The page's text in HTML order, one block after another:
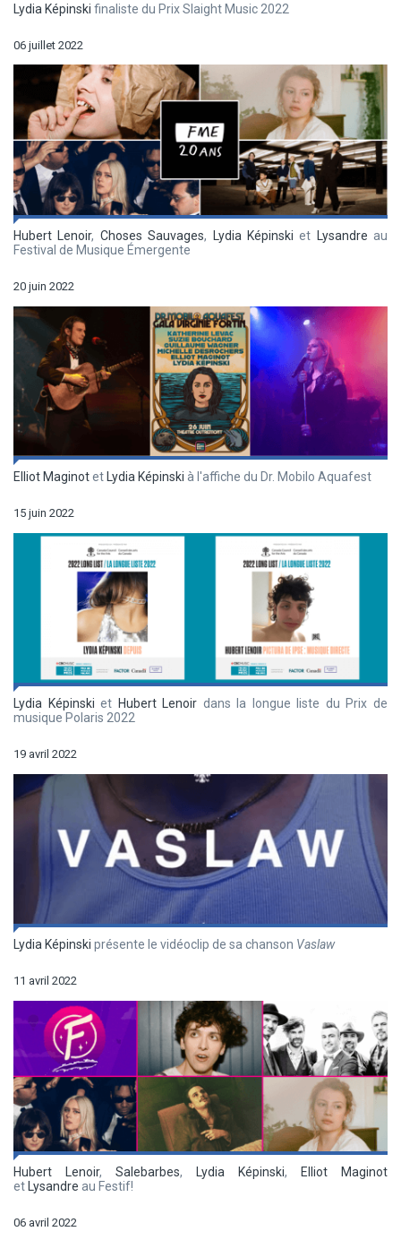
Lydia Képinski finaliste du Prix Slaight Music 2022
06 juillet 2022
Hubert Lenoir, Choses Sauvages, Lydia Képinski et Lysandre au
Festival de Musique Émergente
20 juin 2022
Elliot Maginotet Lydia Képinski à l'affiche du Dr. Mobilo Aquafest
15 juin 2022
Lydia Képinski et Hubert Lenoir dans la longue liste du Prix de
musique Polaris 2022
19 avril 2022
Lydia Képinski présente le vidéoclip de sa chanson Vaslaw
11 avril 2022
Hubert Lenoir, Salebarbes, Lydia Képinski, Elliot Maginot
etLysandre au Festif!
06 avril 2022